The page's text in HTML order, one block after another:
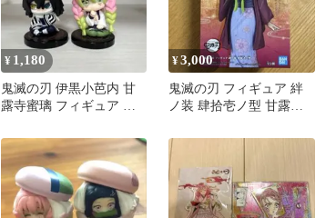
¥ 1,180
鬼滅の刃 伊黒小芭内 甘
露寺蜜璃 フィギュア す
¥3,000
鬼滅の刃 フィギュア 絆
ノ装 肆拾壱ノ型 甘露寺